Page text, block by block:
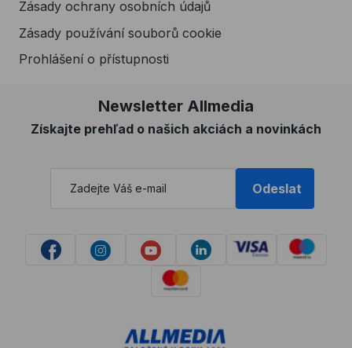
Zásady ochrany osobních údajů
Zásady používání souborů cookie
Prohlášení o přístupnosti
Newsletter Allmedia
Získajte prehľad o našich akciách a novinkách
Odeslat